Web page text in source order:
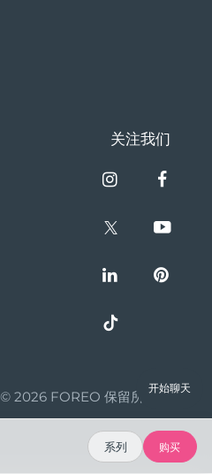
关注我们
© 2026 FOREO 保留所有权利
开始聊天
系列 购买